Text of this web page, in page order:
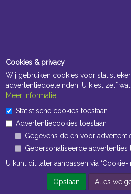
Cookies & privacy
Wij gebruiken cookies voor
advertentiedoeleinden. U kiest zelf
Meer informatie
Statistische cookies toestaan
Advertentiecookies toestaan
Gegevens delen voor
Gepersonaliseerde advertenties
U kunt dit later aanpassen via ‘Cookie-
Opslaan Alles